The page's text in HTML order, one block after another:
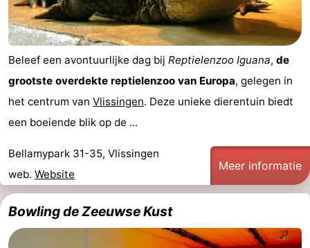
Beleef een avontuurlijke dag bij Reptielenzoo Iguana, de
grootste overdekte reptielenzoo van Europa, gelegen in
het centrum van Vlissingen. Deze unieke dierentuin biedt
een boeiende blik op de ...
Bellamypark 31-35, Vlissingen
web. Website
Meer informatie
Bowling de Zeeuwse Kust